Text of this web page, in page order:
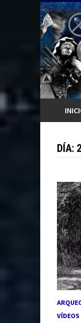
Saltar
al
contenido
DÍA:
VÍDEOS